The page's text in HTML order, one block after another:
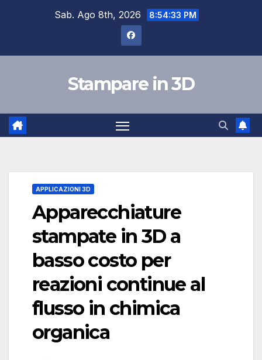
Sab. Ago 8th, 2026 8:54:34 PM
Stampare in 3D
APPLICAZIONI 3D
Apparecchiature
stampate in 3D a
basso costo per
reazioni continue al
flusso in chimica
organica